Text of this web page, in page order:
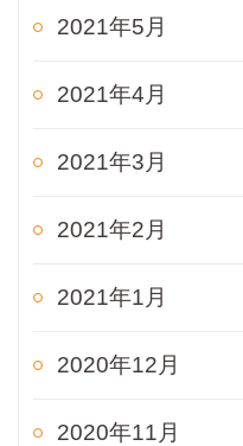
2021年5月
2021年4月
2021年3月
2021年2月
2021年1月
2020年12月
2020年11月